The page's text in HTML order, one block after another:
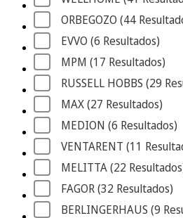
ORBEGOZO (44
EVVO (6 Resultados)
MPM (17 Resultados)
RUSSELL HOBBS (29
MAX (27 Resultados)
MEDION (6 Resultados)
VENTARENT (11
MELITTA (22 Resultados
FAGOR (32 Resultados)
BERLINGERHAUS (9